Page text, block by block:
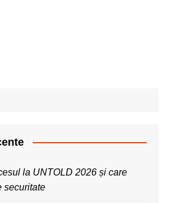
la UNTOLD 2026 și care
securitate